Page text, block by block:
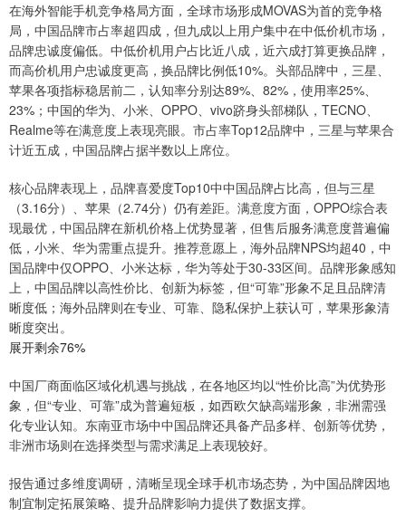
在海外智能手机竞争格局方面，全球市场形成MOVAS为首的竞争格
局，中国品牌市占率超四成，但九成以上用户集中在中低价机市场，
品牌忠诚度偏低。中低价机用户占比近八成，近六成打算更换品牌，
而高价机用户忠诚度更高，换品牌比例低10%。头部品牌中，三星、
苹果各项指标稳居前二，认知率分别达89%、82%，使用率25%、
23%；中国的华为、小米、OPPO、vivo跻身头部梯队，TECNO、
Realme等在满意度上表现亮眼。市占率Top12品牌中，三星与苹果合
计近五成，中国品牌占据半数以上席位。
核心品牌表现上，品牌喜爱度Top10中中国品牌占比高，但与三星
（3.16分）、苹果（2.74分）仍有差距。满意度方面，OPPO综合表
现最优，中国品牌在新机价格上优势显著，但售后服务满意度普遍偏
低，小米、华为需重点提升。推荐意愿上，海外品牌NPS均超40，中
国品牌中仅OPPO、小米达标，华为等处于30-33区间。品牌形象感知
上，中国品牌以高性价比、创新为标签，但“可靠”形象不足且品牌清
晰度低；海外品牌则在专业、可靠、隐私保护上获认可，苹果形象清
晰度突出。
展开剩余76%
中国厂商面临区域化机遇与挑战，在各地区均以“性价比高”为优势形
象，但“专业、可靠”成为普遍短板，如西欧欠缺高端形象，非洲需强
化专业认知。东南亚市场中中国品牌还具备产品多样、创新等优势，
非洲市场则在选择类型与需求满足上表现较好。
报告通过多维度调研，清晰呈现全球手机市场态势，为中国品牌因地
制宜制定拓展策略、提升品牌影响力提供了数据支撑。